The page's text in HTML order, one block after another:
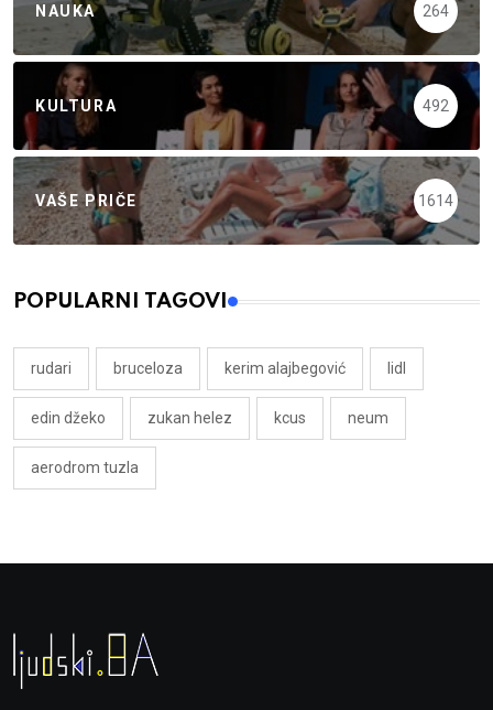
NAUKA 264
KULTURA 492
VAŠE PRIČE 1614
POPULARNI TAGOVI
rudari bruceloza kerim alajbegović lidl
edin džeko zukan helez kcus neum
aerodrom tuzla